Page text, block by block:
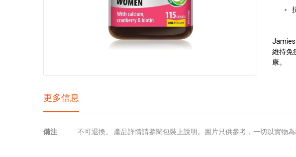
維持免
康。
更多信息
更
備注 不可退換。 產品詳情請參閱包裝上說明。圖片只供參考，一切以實物為